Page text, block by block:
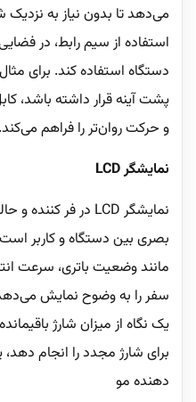
می‌دهد تا بدون نیاز به
استفاده از سیم رابط، در
دستگاه استفاده کند. برای
پشت آینه قرار داشته باشد،
و حرکت روان‌تر را فراهم می‌کند.
نمایشگر LCD
بصری بین دستگاه و کاربر
مانند وضعیت باتری، سرعت
سفر را به وضوح نمایش می‌دهد.
یک نگاه از میزان شارژ
برای شارژ مجدد را انجام
دهنده مو